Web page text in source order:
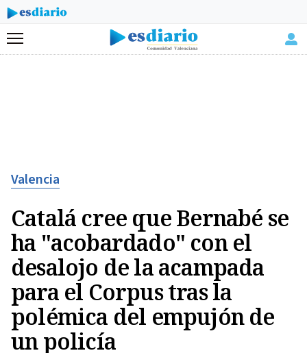
Menú
Valencia
Catalá cree que Bernabé se
ha "acobardado" con el
desalojo de la acampada
para el Corpus tras la
polémica del empujón de
un policía